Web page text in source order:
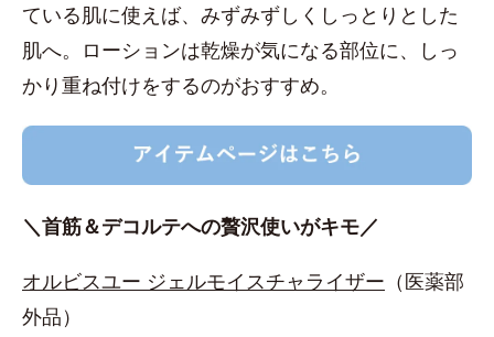
ている肌に使えば、みずみずしくしっとりとした
肌へ。ローションは乾燥が気になる部位に、しっ
かり重ね付けをするのがおすすめ。
＼首筋＆デコルテへの贅沢使いがキモ／
オルビスユー ジェルモイスチャライザー （医薬部
外品）